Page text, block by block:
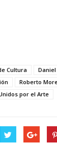
Cultura Daniel
Roberto
por el Arte